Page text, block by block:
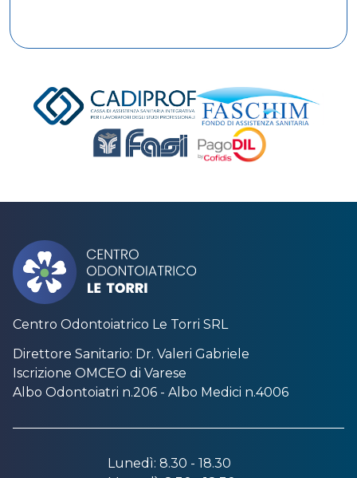
Centro Odontoiatrico Le Torri SRL
Direttore Sanitario: Dr. Valeri Gabriele
Iscrizione OMCEO di Varese
Albo Odontoiatri n.206 - Albo Medici n.4006
Lunedì: 8.30 - 18.30